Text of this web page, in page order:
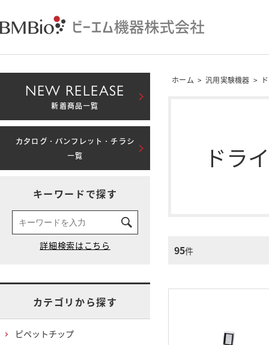
ホーム > 汎用実験機器 >
ドラ
95件
NEW RELEASE
新着商品一覧
カタログ・パンフレット・チラシ
一覧
キーワードで探す
カテゴリから探す
ピペットチップ